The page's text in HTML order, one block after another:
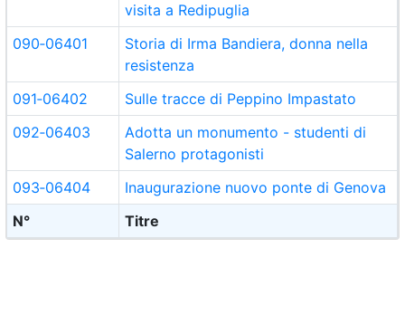
N° Titre
visita a Redipuglia
090‑06401
Storia di Irma Bandiera, donna nella
resistenza
091‑06402
Sulle tracce di Peppino Impastato
092‑06403
Adotta un monumento - studenti di
Salerno protagonisti
093‑06404
Inaugurazione nuovo ponte di Genova